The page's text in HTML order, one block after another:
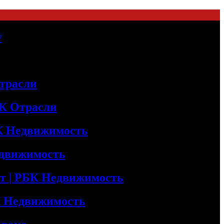
Отрасли
Недвижимость
| РБК Недвижимость
Недвижимость